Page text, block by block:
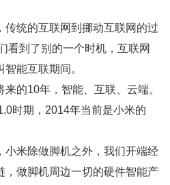
传统的互联网到挪动互联网的过
看到了别的一个时机，互联网
能互联期间。
的10年，智能、互联、云端。
时期，2014年当前是小米的
小米除做脚机之外，我们开端经
，做脚机周边一切的硬件智能产